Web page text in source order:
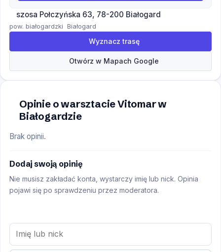
szosa Połczyńska 63, 78-200 Białogard
pow. białogardzki Białogard
Wyznacz trasę
Otwórz w Mapach Google
Opinie o warsztacie Vitomar w
Białogardzie
Brak opinii.
Dodaj swoją opinię
Nie musisz zakładać konta, wystarczy imię lub nick. Opinia
pojawi się po sprawdzeniu przez moderatora.